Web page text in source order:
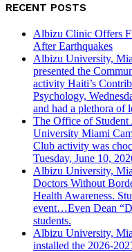
RECENT POSTS
Albizu Clinic Offers
After Earthquakes
Albizu University,
presented the
activity Haiti’s
Psychology,
and had a plethora of
The Office of
University Miami
Club activity was
Tuesday, June 10,
Albizu University,
Doctors Without
Health Awareness.
event…Even Dean
students.
Albizu University,
installed the 2026-